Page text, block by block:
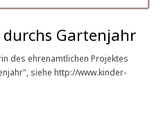
Gartenjahr
des ehrenamtlichen Projektes
siehe http://www.kinder-